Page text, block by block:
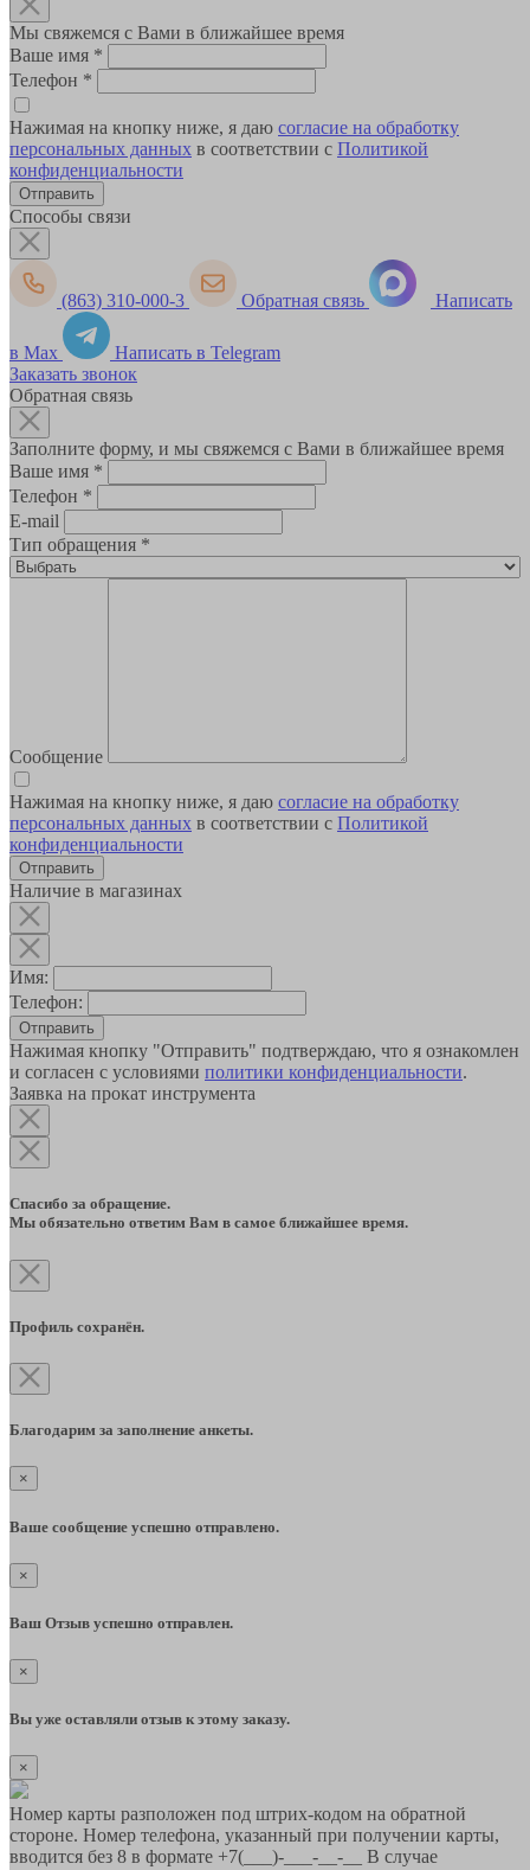
Мы свяжемся с Вами в ближайшее время
Ваше имя *
Телефон *
Нажимая на кнопку ниже, я даю согласие на обработку
персональных данных в соответствии с Политикой
конфиденциальности
Способы связи
(863) 310-000-3 Обратная связь Написать
в Max
Написать в Telegram
Заказать звонок
Обратная связь
Заполните форму, и мы свяжемся с Вами в ближайшее время
Ваше имя *
Телефон *
E-mail
Тип обращения *
Сообщение
Нажимая на кнопку ниже, я даю согласие на обработку
персональных данных в соответствии с Политикой
конфиденциальности
Наличие в магазинах
Имя:
Телефон:
Отправить
Нажимая кнопку "Отправить" подтверждаю, что я ознакомлен
и согласен с условиями политики конфиденциальности.
Заявка на прокат инструмента
Спасибо за обращение.
Мы обязательно ответим Вам в самое ближайшее время.
Профиль сохранён.
Благодарим за заполнение анкеты.
×
Ваше сообщение успешно отправлено.
×
Ваш Отзыв успешно отправлен.
×
Вы уже оставляли отзыв к этому заказу.
×
Номер карты разположен под штрих-кодом на обратной
стороне. Номер телефона, указанный при получении карты,
вводится без 8 в формате +7(___)-___-__-__ В случае